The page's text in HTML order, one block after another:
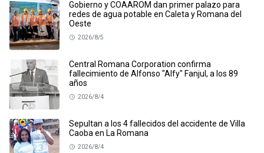
Gobierno y COAAROM dan primer palazo para
redes de agua potable en Caleta y Romana del
Oeste
2026/8/5
Central Romana Corporation confirma
fallecimiento de Alfonso "Alfy" Fanjul, a los 89
años
2026/8/4
Sepultan a los 4 fallecidos del accidente de Villa
Caoba en La Romana
2026/8/4